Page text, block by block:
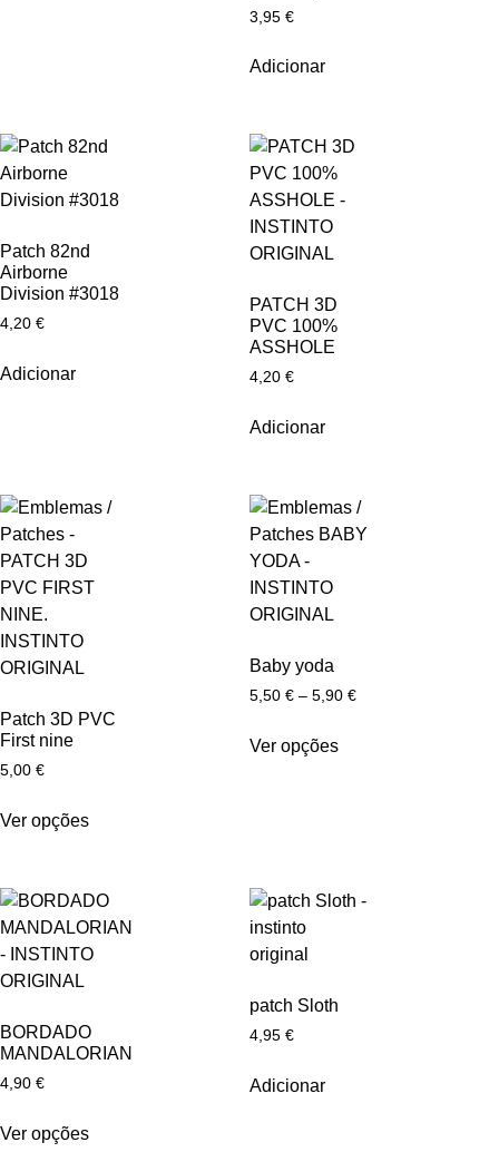
3,95 €
Adicionar
Patch 82nd
Airborne
Division #3018
4,20 €
Adicionar
PATCH 3D
PVC 100%
ASSHOLE
4,20 €
Adicionar
Patch 3D PVC
First nine
5,00 €
Ver opções
Baby yoda
5,50 € – 5,90 €
Ver opções
BORDADO
MANDALORIAN
4,90 €
Ver opções
patch Sloth
4,95 €
Adicionar